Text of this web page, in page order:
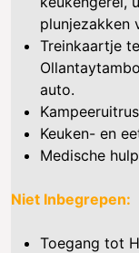
plunjezakken
Treinkaartje
auto.
Keuken- en
Medische
Niet Inbegrepen:
Toegang tot